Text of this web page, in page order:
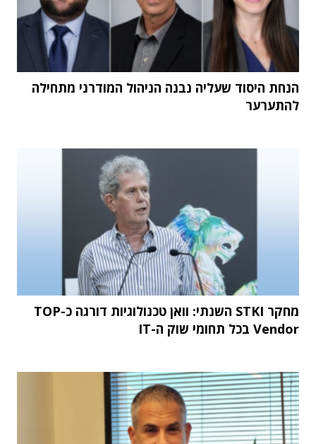
הנחת היסוד שעליה נבנה הניהול המודרני מתחילה
להתערער
מחקר STKI השנתי: וואן טכנולוגיות דורגה כ-TOP
Vendor בכל תחומי שוק ה-IT